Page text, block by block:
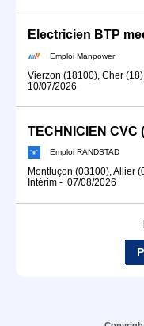
Electricien BTP
Emploi Manpower
Vierzon (18100), Cher
10/07/2026
TECHNICIEN CVC
Emploi RANDSTAD
Montluçon (03100), Allier
Intérim - 07/08/2026